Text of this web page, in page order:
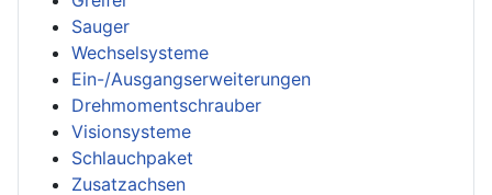
Sauger
Wechselsysteme
Ein-/Ausgangserweiterungen
Drehmomentschrauber
Visionsysteme
Schlauchpaket
Zusatzachsen